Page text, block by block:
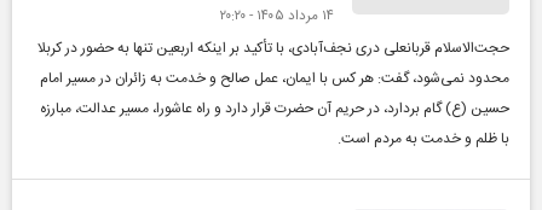
۱۴ مرداد ۱۴۰۵ - ۲۰:۲۰
حجت‌الاسلام قربانعلی دری نجف‌آبادی، با تأکید بر اینکه اربعین تنها به حضور در کربلا
محدود نمی‌شود، گفت: هر کس با ایمان، عمل صالح و خدمت به زائران در مسیر امام
حسین (ع) گام بردارد، در حریم آن حضرت قرار دارد و راه عاشورا، مسیر عدالت، مبارزه
با ظلم و خدمت به مردم است.